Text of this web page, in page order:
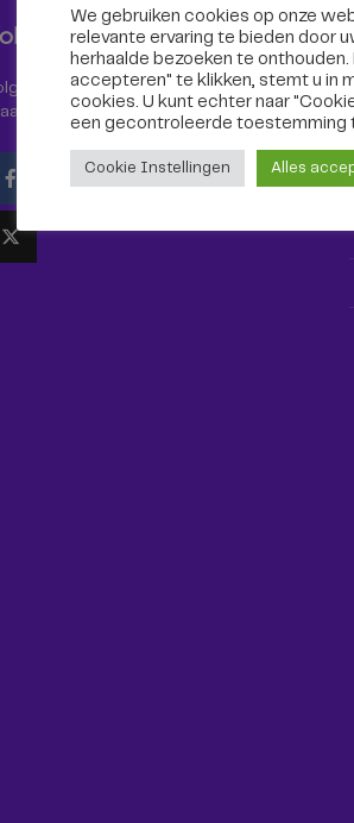
ons!
Omroep Tilburg niet alleen hier,
ook via social media!
We gebruiken cookies op onze
relevante ervaring te bieden door
herhaalde bezoeken te onthouden.
accepteren" te klikken, stemt u in
cookies. U kunt echter naar
een ​​gecontroleerde toestemming
Cookie Instellingen Alles